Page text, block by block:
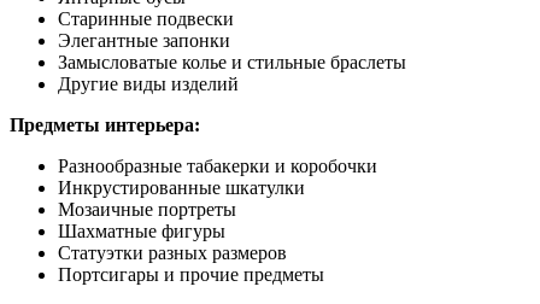
Старинные подвески
Элегантные запонки
Замысловатые колье и стильные браслеты
Другие виды изделий
Предметы интерьера:
Разнообразные табакерки и коробочки
Инкрустированные шкатулки
Мозаичные портреты
Шахматные фигуры
Статуэтки разных размеров
Портсигары и прочие предметы